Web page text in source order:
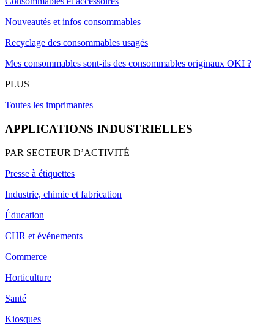
Nouveautés et infos consommables
Recyclage des consommables usagés
Mes consommables sont-ils des consommables originaux OKI ?
PLUS
Toutes les imprimantes
APPLICATIONS INDUSTRIELLES
PAR SECTEUR D’ACTIVITÉ
Presse à étiquettes
Industrie, chimie et fabrication
Éducation
CHR et événements
Commerce
Horticulture
Santé
Kiosques